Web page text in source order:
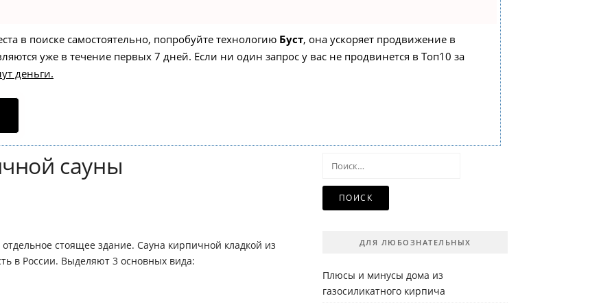
в поиске самостоятельно, попробуйте технологию Буст, она ускоряет продвижение в
уже в течение первых 7 дней. Если ни один запрос у вас не продвинется в Топ10 за
деньги.
сауны
стоящее здание. Сауна кирпичной кладкой из
в России. Выделяют 3 основных вида:
Найти:
ДЛЯ ЛЮБОЗНАТЕЛЬНЫХ
Плюсы и минусы дома из
газосиликатного кирпича